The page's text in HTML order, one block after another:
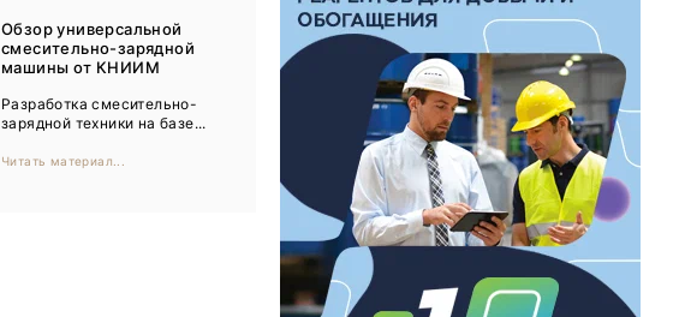
ДП Подкаст. Новый сезон
Рудник 2025
ДОМ 2026
MiningWorld Russia 2025
Уголь России и Майнинг 2025
Рудник 2024 | Обзор выставки
В помощь шахтёру 2024
Обзор универсальной
смесительно-зарядной
машины от КНИИМ
Разработка смесительно-
зарядной техники на базе...
Читать материал...